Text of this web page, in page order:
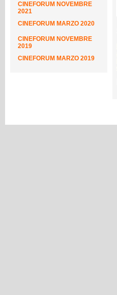
CINEFORUM NOVEMBRE
2021
CINEFORUM MARZO 2020
CINEFORUM NOVEMBRE
2019
CINEFORUM MARZO 2019